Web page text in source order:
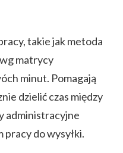
takie jak metoda
matrycy
minut. Pomagają
dzielić czas między
administracyjne
do wysyłki.